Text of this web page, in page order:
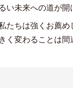
い未来への道が開
たちは強くお薦め
く変わることは